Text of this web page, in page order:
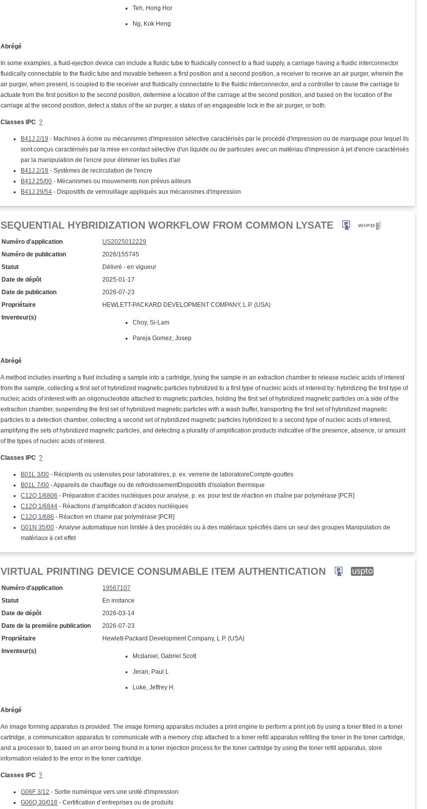
Teh, Hong Hor
Ng, Kok Heng
Abrégé
In some examples, a fluid-ejection device can include a fluidic tube to fluidically connect to a fluid supply, a carriage having a fluidic interconnector
fluidically connectable to the fluidic tube and movable between a first position and a second position, a receiver to receive an air purger, wherein the
air purger, when present, is coupled to the receiver and fluidically connectable to the fluidic interconnector, and a controller to cause the carriage to
actuate from the first position to the second position, determine a location of the carriage at the second position, and based on the location of the
carriage at the second position, detect a status of the air purger, a status of an engageable lock in the air purger, or both.
Classes IPC ?
B41J 2/19 - Machines à écrire ou mécanismes d'impression sélective caractérisés par le procédé d'impression ou de marquage pour lequel ils
sont conçus caractérisés par la mise en contact sélective d'un liquide ou de particules avec un matériau d'impression à jet d'encre caractérisés
par la manipulation de l'encre pour éliminer les bulles d'air
B41J 2/18 - Systèmes de recirculation de l'encre
B41J 25/00 - Mécanismes ou mouvements non prévus ailleurs
B41J 29/54 - Dispositifs de verrouillage appliqués aux mécanismes d'impression
SEQUENTIAL HYBRIDIZATION WORKFLOW FROM COMMON LYSATE
Numéro d'application
US2025012229
Numéro de publication
2026/155745
Statut
Délivré - en vigueur
Date de dépôt
2025-01-17
Date de publication
2026-07-23
Propriétaire
HEWLETT-PACKARD DEVELOPMENT COMPANY, L.P. (USA)
Inventeur(s)
Choy, Si-Lam
Pareja Gomez, Josep
Abrégé
A method includes inserting a fluid including a sample into a cartridge, lysing the sample in an extraction chamber to release nucleic acids of interest
from the sample, collecting a first set of hybridized magnetic particles hybridized to a first type of nucleic acids of interest by: hybridizing the first type of
nucleic acids of interest with an oligonucleotide attached to magnetic particles, holding the first set of hybridized magnetic particles on a side of the
extraction chamber, suspending the first set of hybridized magnetic particles with a wash buffer, transporting the first set of hybridized magnetic
particles to a detection chamber, collecting a second set of hybridized magnetic particles hybridized to a second type of nucleic acids of interest,
amplifying the sets of hybridized magnetic particles, and detecting a plurality of amplification products indicative of the presence, absence, or amount
of the types of nucleic acids of interest.
Classes IPC ?
B01L 3/00 - Récipients ou ustensiles pour laboratoires, p. ex. verrerie de laboratoireCompte-gouttes
B01L 7/00 - Appareils de chauffage ou de refroidissementDispositifs d'isolation thermique
C12Q 1/6806 - Préparation d’acides nucléiques pour analyse, p. ex. pour test de réaction en chaîne par polymérase [PCR]
C12Q 1/6844 - Réactions d’amplification d’acides nucléiques
C12Q 1/686 - Réaction en chaine par polymérase [PCR]
G01N 35/00 - Analyse automatique non limitée à des procédés ou à des matériaux spécifiés dans un seul des groupes Manipulation de
matériaux à cet effet
VIRTUAL PRINTING DEVICE CONSUMABLE ITEM AUTHENTICATION
Numéro d'application
19567107
Statut
En instance
Date de dépôt
2026-03-14
Date de la première publication
2026-07-23
Propriétaire
Hewlett-Packard Development Company, L.P. (USA)
Inventeur(s)
Mcdaniel, Gabriel Scott
Jeran, Paul L
Luke, Jeffrey H.
Abrégé
An image forming apparatus is provided. The image forming apparatus includes a print engine to perform a print job by using a toner filled in a toner
cartridge, a communication apparatus to communicate with a memory chip attached to a toner refill apparatus refilling the toner in the toner cartridge,
and a processor to, based on an error being found in a toner injection process for the toner cartridge by using the toner refill apparatus, store
information related to the error in the toner cartridge.
Classes IPC ?
G06F 3/12 - Sortie numérique vers une unité d'impression
G06Q 30/018 - Certification d’entreprises ou de produits